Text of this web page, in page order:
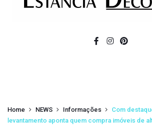
Home NEWS Informações
Com
levantamento aponta quem compra imóveis de